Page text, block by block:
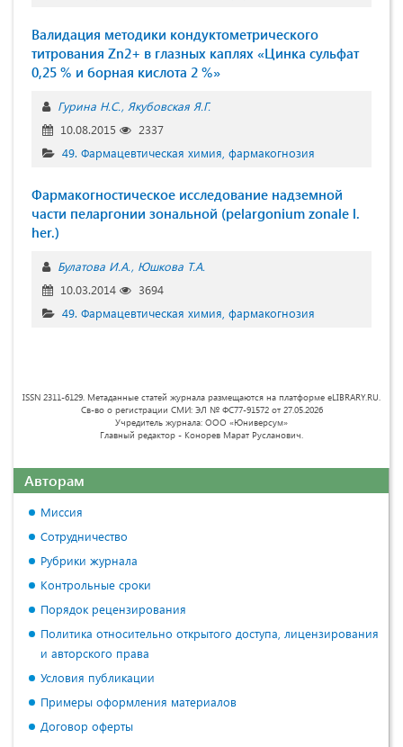
Валидация методики кондуктометрического
титрования Zn2+ в глазных каплях «Цинка сульфат
0,25 % и борная кислота 2 %»
Гурина Н.С. Якубовская Я.Г.
10.08.2015
2337
49. Фармацевтическая химия, фармакогнозия
Фармакогностическое исследование надземной
части пеларгонии зональной (pelargonium zonale l.
her.)
Булатова И.А. Юшкова Т.А.
10.03.2014
3694
49. Фармацевтическая химия, фармакогнозия
ISSN 2311-6129. Метаданные статей журнала размещаются на платформе eLIBRARY.RU.
Св-во о регистрации СМИ: ЭЛ № ФС77-91572 от 27.05.2026
Учредитель журнала: ООО «Юниверсум»
Главный редактор - Конорев Марат Русланович.
Авторам
Миссия
Сотрудничество
Рубрики журнала
Контрольные сроки
Порядок рецензирования
Политика относительно открытого доступа, лицензирования
и авторского права
Условия публикации
Примеры оформления материалов
Договор оферты